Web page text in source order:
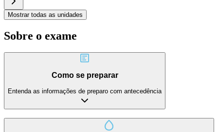
Mostrar todas as unidades
Sobre o exame
Como se preparar
Entenda as informações de preparo com antecedência